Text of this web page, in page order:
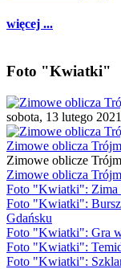
więcej ...
Foto "Kwiatki"
sobota, 13 lutego
Zimowe oblicza
Zimowe oblicze
Zimowe oblicza
Foto "Kwiatki": Zima
Foto "Kwiatki":
Gdańsku
Foto "Kwiatki": Gra
Foto "Kwiatki":
Foto "Kwiatki":